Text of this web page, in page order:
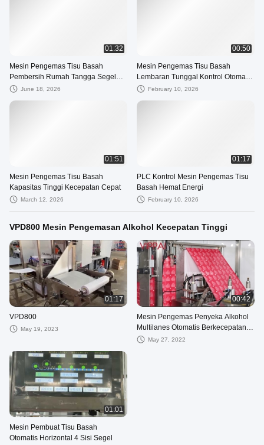
01:32
Mesin Pengemas Tisu Basah
Pembersih Rumah Tangga Segel
Empat Sisi
June 18, 2026
00:50
Mesin Pengemas Tisu Basah
Lembaran Tunggal Kontrol Otomatis
PLCFebruary 10, 2026
01:51
Mesin Pengemas Tisu Basah
Kapasitas Tinggi Kecepatan Cepat
March 12, 2026
01:17
PLC Kontrol Mesin Pengemas Tisu
Basah Hemat Energi
February 10, 2026
VPD800 Mesin Pengemasan Alkohol Kecepatan Tinggi
01:17
VPD800
May 19, 2023
00:42
Mesin Pengemas Penyeka Alkohol
Multilanes Otomatis Berkecepatan
TinggiMay 27, 2022
01:01
Mesin Pembuat Tisu Basah
Otomatis Horizontal 4 Sisi Segel